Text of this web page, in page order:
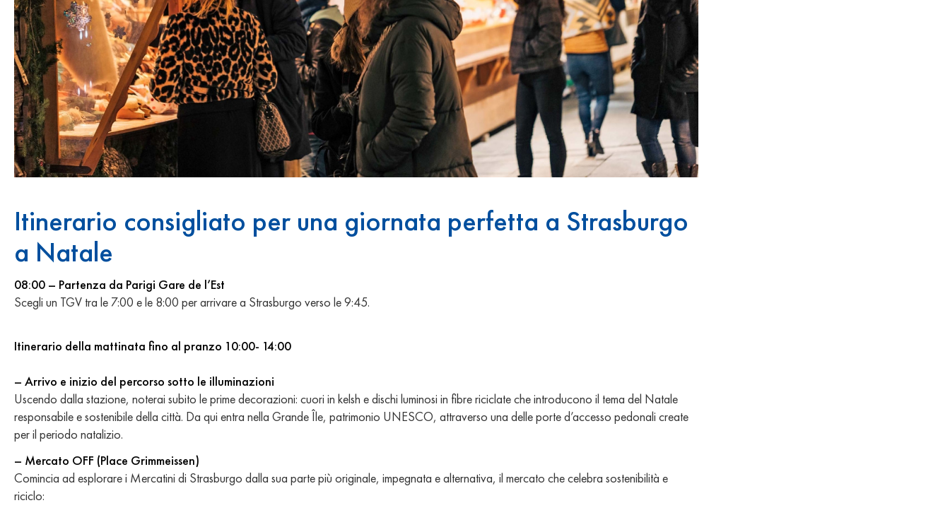
Itinerario consigliato per una giornata perfetta a Strasburgo
a Natale
08:00 – Partenza da Parigi Gare de l’Est
Scegli un TGV tra le 7:00 e le 8:00 per arrivare a Strasburgo verso le 9:45.
Itinerario della mattinata fino al pranzo 10:00- 14:00
– Arrivo e inizio del percorso sotto le illuminazioni
Uscendo dalla stazione, noterai subito le prime decorazioni: cuori in kelsh e dischi luminosi in fibre riciclate che introducono il tema del Natale
responsabile e sostenibile della città. Da qui entra nella Grande Île, patrimonio UNESCO, attraverso una delle porte d’accesso pedonali create
per il periodo natalizio.
– Mercato OFF (Place Grimmeissen)
Comincia ad esplorare i Mercatini di Strasburgo dalla sua parte più originale, impegnata e alternativa, il mercato che celebra sostenibilità e
riciclo: